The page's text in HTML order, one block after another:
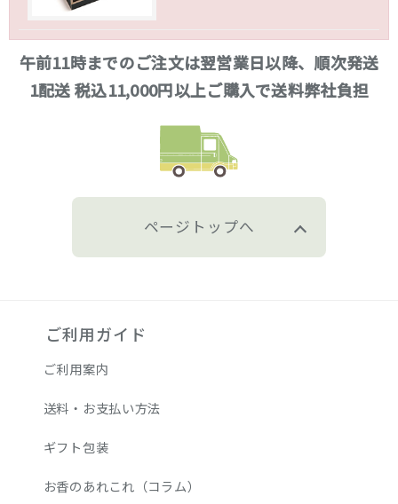
午前11時までのご注文は翌営業日以降、順次発送
1配送 税込11,000円以上ご購入で送料弊社負担
ページトップへ
ご利用ガイド
ご利用案内
送料・お支払い方法
ギフト包装
お香のあれこれ（コラム）